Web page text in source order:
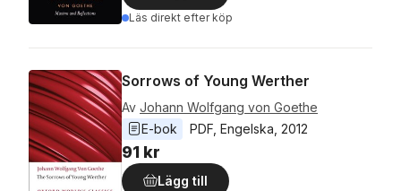
Läs direkt efter köp
Sorrows of Young Werther
Av Johann Wolfgang von Goethe
E-bok
PDF Engelska 2012
91 kr
Lägg till